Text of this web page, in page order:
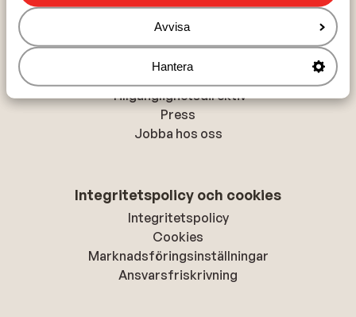
Avvisa
Hantera
Om Sunweb
Tillgänglighetsdirektiv
Press
Jobba hos oss
Integritetspolicy och cookies
Integritetspolicy
Cookies
Marknadsföringsinställningar
Ansvarsfriskrivning